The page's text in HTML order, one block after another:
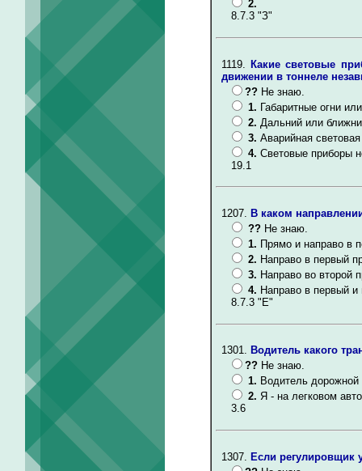
2.
8.7.3 "З"
1119.Какие световые
движении в тоннеле
?? Не знаю.
1. Габаритные огни
2. Дальний или
3. Аварийная
4. Световые приборы
19.1
1207.
В каком
?? Не знаю.
1. Прямо и направо в
2. Направо в первый
3. Направо во второй
4. Направо в первый и
8.7.3 "Е"
1301. Водитель какого
?? Не знаю.
1. Водитель
2. Я - на легковом
3.6
1307. Если регулировщик